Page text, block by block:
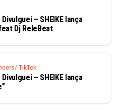
– SHEIKE lança
Dj ReleBeat
TikTok
– SHEIKE lança